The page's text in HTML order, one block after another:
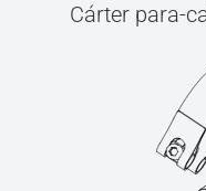
Cárter para-